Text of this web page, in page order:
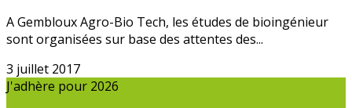
A Gembloux Agro-Bio Tech, les études de bioingénieur
sont organisées sur base des attentes des...
3 juillet 2017
J'adhère pour 2026